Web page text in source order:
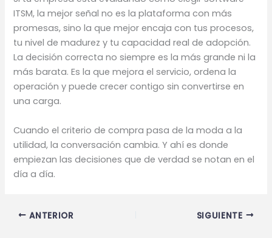
ITSM, la mejor señal no es la plataforma con más
promesas, sino la que mejor encaja con tus procesos,
tu nivel de madurez y tu capacidad real de adopción.
La decisión correcta no siempre es la más grande ni la
más barata. Es la que mejora el servicio, ordena la
operación y puede crecer contigo sin convertirse en
una carga.
Cuando el criterio de compra pasa de la moda a la
utilidad, la conversación cambia. Y ahí es donde
empiezan las decisiones que de verdad se notan en el
día a día.
ANTERIOR SIGUIENTE